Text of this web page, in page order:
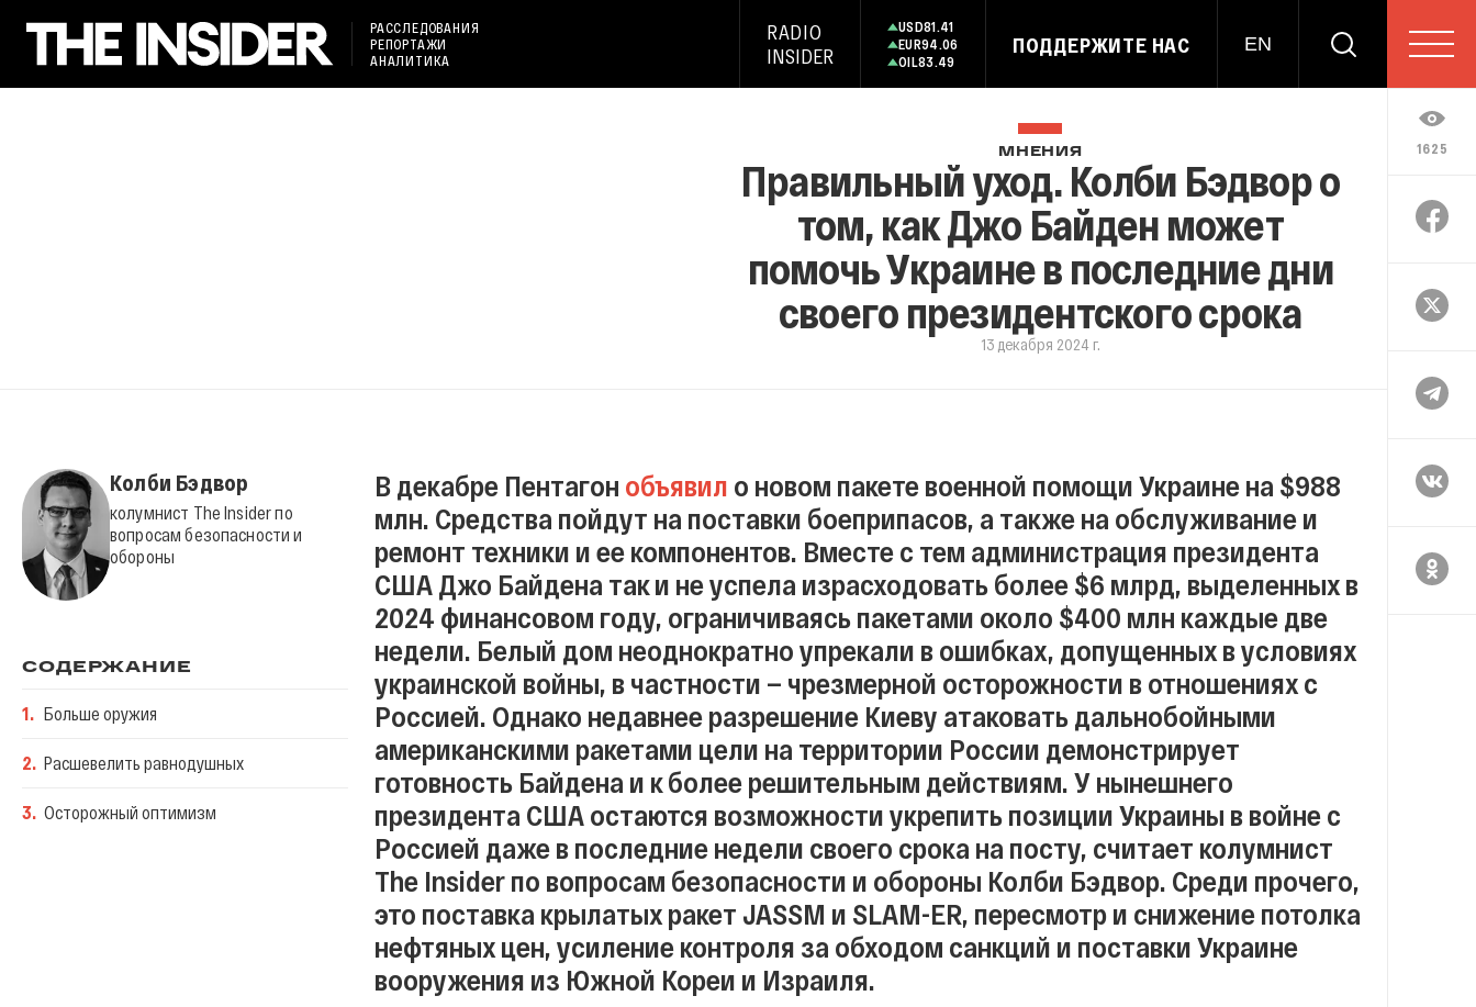
РАССЛЕДОВАНИЯ
РЕПОРТАЖИ
АНАЛИТИКА
RADIO
INSIDER
USD81.41
EUR94.06
OIL83.49
ПОДДЕРЖИТЕ НАС EN
1625
МНЕНИЯ
Правильный уход. Колби Бэдвор о
том, как Джо Байден может
помочь Украине в последние дни
своего президентского срока
13 декабря 2024 г.
Колби Бэдвор
колумнист The Insider по
вопросам безопасности и
обороны
СОДЕРЖАНИЕ
1. Больше оружия
2. Расшевелить равнодушных
3. Осторожный оптимизм
В декабре Пентагон объявил о новом пакете военной помощи Украине на $988
млн. Средства пойдут на поставки боеприпасов, а также на обслуживание и
ремонт техники и ее компонентов. Вместе с тем администрация президента
США Джо Байдена так и не успела израсходовать более $6 млрд, выделенных в
2024 финансовом году, ограничиваясь пакетами около $400 млн каждые две
недели. Белый дом неоднократно упрекали в ошибках, допущенных в условиях
украинской войны, в частности — чрезмерной осторожности в отношениях с
Россией. Однако недавнее разрешение Киеву атаковать дальнобойными
американскими ракетами цели на территории России демонстрирует
готовность Байдена и к более решительным действиям. У нынешнего
президента США остаются возможности укрепить позиции Украины в войне с
Россией даже в последние недели своего срока на посту, считает колумнист
The Insider по вопросам безопасности и обороны Колби Бэдвор. Среди прочего,
это поставка крылатых ракет JASSM и SLAM-ER, пересмотр и снижение потолка
нефтяных цен, усиление контроля за обходом санкций и поставки Украине
вооружения из Южной Кореи и Израиля.